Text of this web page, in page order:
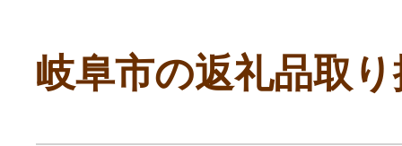
岐阜市の返礼品取